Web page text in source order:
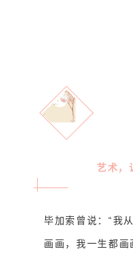
艺术，
毕加索曾说：“我
画画，我一生都